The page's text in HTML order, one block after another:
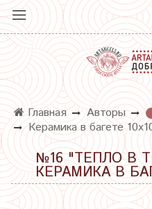
Главная Авторы
Керамика в багете
№16 "ТЕПЛО В
КЕРАМИКА В